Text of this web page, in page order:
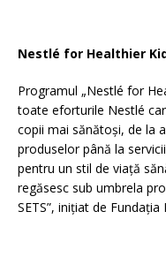
Nestlé for Healthier
Programul „Nestlé for
toate eforturile Nestlé
copii mai sănătoși, de la
produselor până la
pentru un stil de viață
regăsesc sub umbrela
SETS”, inițiat de Fundația